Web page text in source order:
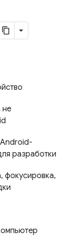
не
разработки
фокусировка,